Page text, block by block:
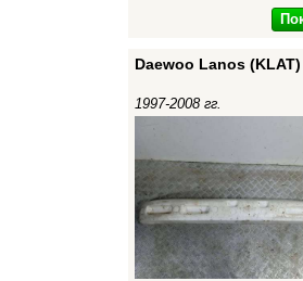
Daewoo Lanos (KLAT)
1997-2008 гг.